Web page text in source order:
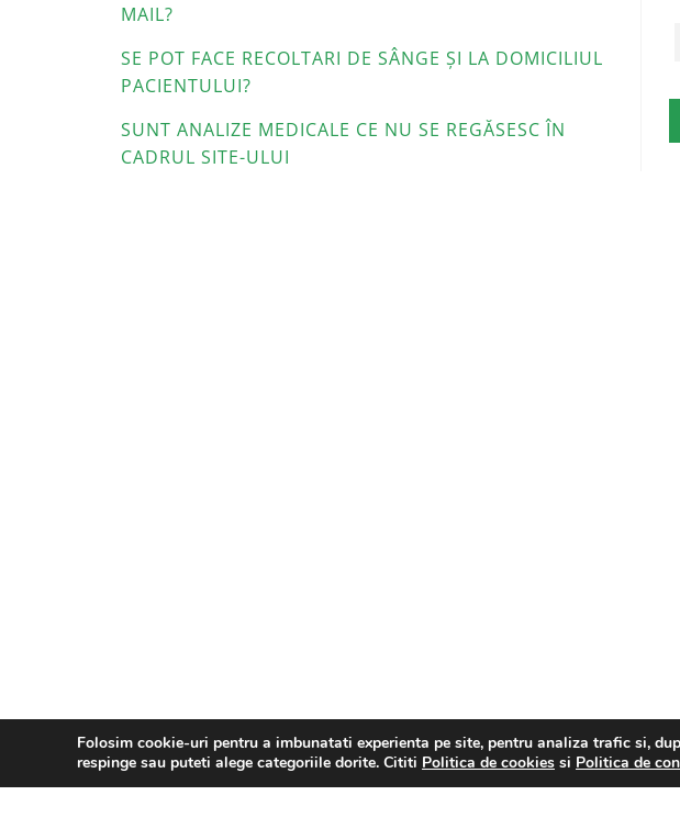
MAIL?
SE POT FACE RECOLTARI DE SÂNGE ȘI LA DOMICILIUL
PACIENTULUI?
SUNT ANALIZE MEDICALE CE NU SE REGĂSESC ÎN
CADRUL SITE-ULUI
Folosim cookie-uri pentru a imbunatati experienta pe site, pentru analiza trafic si,
respinge sau puteti alege categoriile dorite. Cititi Politica de cookies si Politica de